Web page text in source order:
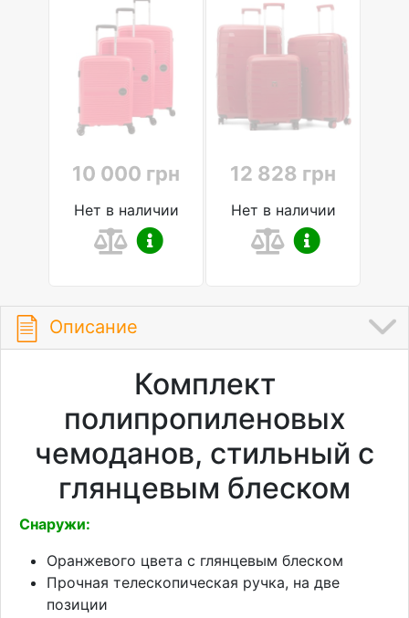
10 000 грн
Нет в наличии
12 828 грн
Нет в наличии
Описание
Комплект
полипропиленовых
чемоданов, стильный с
глянцевым блеском
Снаружи:
Оранжевого цвета с глянцевым блеском
Прочная телескопическая ручка, на две
позиции